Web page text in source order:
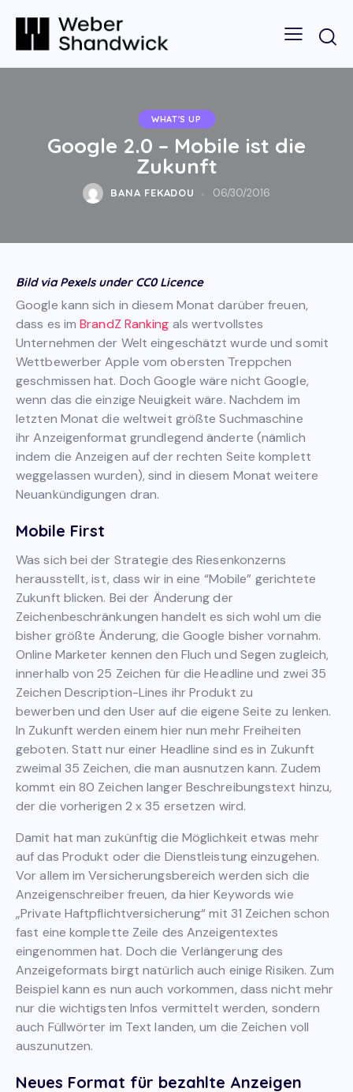
WHAT'S UP
Google 2.0 – Mobile ist die
Zukunft
BANA FEKADOU 06/30/2016
Bild via Pexels under CC0 Licence
Google kann sich in diesem Monat darüber freuen,
dass es imBrandZ Ranking als wertvollstes
Unternehmen der Welt eingeschätzt wurde und somit
Wettbewerber Apple vom obersten Treppchen
geschmissen hat. Doch Google wäre nicht Google,
wenn das die einzige Neuigkeit wäre. Nachdem im
letzten Monat die weltweit größte Suchmaschine
ihr Anzeigenformat grundlegend änderte (nämlich
indem die Anzeigen auf der rechten Seite komplett
weggelassen wurden), sind in diesem Monat weitere
Neuankündigungen dran.
Mobile First
Was sich bei der Strategie des Riesenkonzerns
herausstellt, ist, dass wir in eine “Mobile” gerichtete
Zukunft blicken. Bei der Änderung der
Zeichenbeschränkungen handelt es sich wohl um die
bisher größte Änderung, die Google bisher vornahm.
Online Marketer kennen den Fluch und Segen zugleich,
innerhalb von 25 Zeichen für die Headline und zwei 35
Zeichen Description-Lines ihr Produkt zu
bewerben und den User auf die eigene Seite zu lenken.
In Zukunft werden einem hier nun mehr Freiheiten
geboten. Statt nur einer Headline sind es in Zukunft
zweimal 35 Zeichen, die man ausnutzen kann. Zudem
kommt ein 80 Zeichen langer Beschreibungstext hinzu,
der die vorherigen 2 x 35 ersetzen wird.
Damit hat man zukünftig die Möglichkeit etwas mehr
auf das Produkt oder die Dienstleistung einzugehen.
Vor allem im Versicherungsbereich werden sich die
Anzeigenschreiber freuen, da hier Keywords wie
„Private Haftpflichtversicherung“ mit 31 Zeichen schon
fast eine komplette Zeile des Anzeigentextes
eingenommen hat. Doch die Verlängerung des
Anzeigeformats birgt natürlich auch einige Risiken. Zum
Beispiel kann es nun auch vorkommen, dass nicht mehr
nur die wichtigsten Infos vermittelt werden, sondern
auch Füllwörter im Text landen, um die Zeichen voll
auszunutzen.
Neues Format für bezahlte Anzeigen